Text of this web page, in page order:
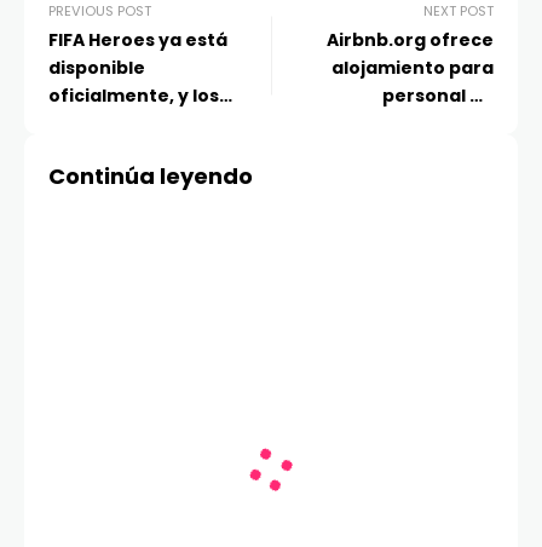
PREVIOUS POST
FIFA Heroes ya está
disponible
oficialmente, y los
ventajas
NEXT POST
Airbnb.org ofrece
alojamiento para
personal de
Continúa leyendo